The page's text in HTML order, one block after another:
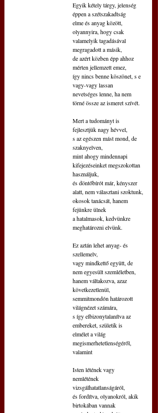
Egyik kétely tárgy, jelenség
éppen a szétszakadtság
elme és anyag között,
olyannyira, hogy csak
valamelyik tagadásával
megragadott a másik,
de azért közben épp ahhoz
mérten jellemzett emez,
így nincs benne köszönet, s e
vagy-vagy lassan
nevetséges lenne, ha nem
törné össze az ismeret szívét.
Mert a tudományt is
fejlesztjük nagy hévvel,
s az egészen mást mond, de
szaknyelven,
mint ahogy mindennapi
kifejezéseinket megszokottan
használjuk,
és döntőbírót már, kényszer
alatt, nem választani szoktunk,
okosok tanácsát, hanem
fejünkre ülnek
a hatalmasok, kedvünkre
meghatározni elvünk.
Ez aztán lehet anyag- és
szellemelv,
vagy mindkettő együtt, de
nem egyesült szemléletben,
hanem váltakozva, azaz
következetlenül,
semmitmondón határozott
világnézet számára,
s így elbizonytalanítva az
embereket, születik is
elmélet a világ
megismerhetetlenségéről,
valamint
Isten létének vagy
nemlétének
vizsgálhatatlanságáról,
és fordítva, olyanokról, akik
birtokában vannak